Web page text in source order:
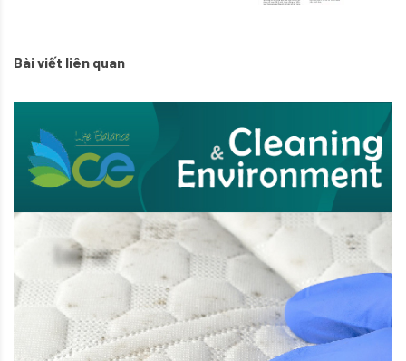
Bài viết liên quan